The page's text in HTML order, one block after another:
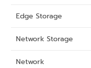
Edge Storage
Network Storage
Network